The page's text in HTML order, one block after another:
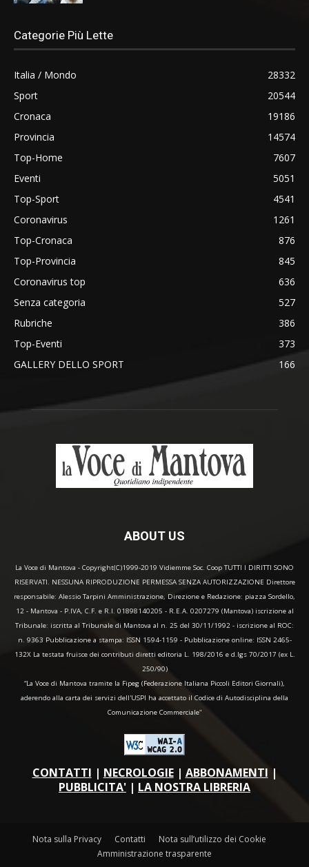
Categorie Più Lette
Italia / Mondo
28332
Sport
20544
Cronaca
19186
Provincia
14574
Top-Home
7607
Eventi
5051
Top-Sport
4541
Coronavirus
1261
Top-Cronaca
876
Top-Provincia
845
Coronavirus top
636
Senza categoria
527
Rubriche
386
Top-Eventi
373
GALLERY DELLO SPORT
166
ABOUT US
La Voce di Mantova - Copyright(C)1999-2019 Vidiemme Soc. Coop TUTTI I DIRITTI SONO
RISERVATI. NESSUNA RIPRODUZIONE PERMESSA SENZA AUTORIZZAZIONE Direttore
responsabile: Alessio Tarpini Amministrazione, Direzione e Redazione: piazza Sordello,
12 - Mantova - P.IVA, C.F. e R.I. 01898140205 - R.E.A. 0207279 (Mantova) iscrizione al
Tribunale: iscritta al Tribunale di Mantova al n. 25 del 30/11/1992 - iscrizione al ROC:
n. 9363 Pubblicazione a stampa: ISSN 1594-1159 - Pubblicazione online: ISSN 2465-
132X La testata fruisce dei contributi diretti editoria L. 198/2016 e d.lgs 70/2017 (ex L.
250/90)
“La Voce di Mantova tramite la Fipeg (Federazione Italiana Piccoli Editori Giornali),
aderendo alla carta dei servizi dell'USPI ha accettato il Codice di Autodisciplina della
Comunicazione Commerciale"
CONTATTI | NECROLOGIE| ABBONAMENTI |
PUBBLICITA' | LA NOSTRA LIBRERIA
Nota sulla Privacy Contatti
Nota sull’utilizzo dei Cookie
Amministrazione trasparente